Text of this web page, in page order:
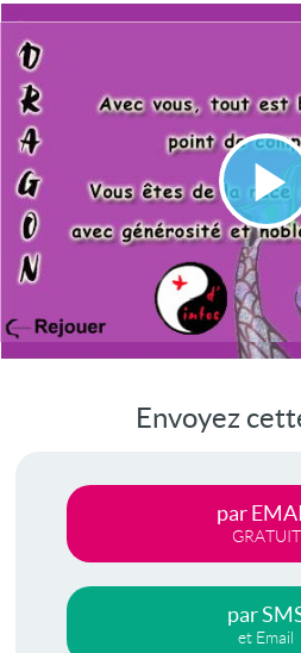
la
Envoyez
par
GRATUIT
par
et Email